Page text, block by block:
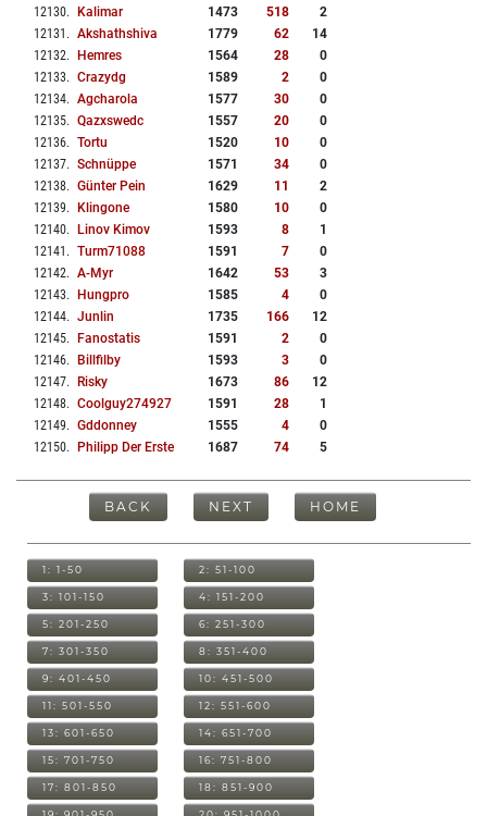
12130. Kalimar 1473 518
2
12131 . Akshathshiva 1779 62
14
12132. Hemres 1564 28
0
12133. Crazydg 1589 2
0
12134. Agcharola 1577 30
0
12135. Qazxswedc 1557 20
0
12136. Tortu 1520 10
0
12137. Schnüppe 1571 34
0
12138. Günter Pein 1629 11
2
12139. Klingone 1580 10
0
12140. Linov Kimov 1593 8
1
12141 . Turm71088 1591 7
0
12142. A-Myr 1642 53
3
12143. Hungpro 1585 4
0
12144. Junlin 1735 166
12
12145. Fanostatis 1591 2
0
12146. Billfilby 1593 3
0
12147. Risky 1673 86
12
12148. Coolguy274927 1591 28
1
12149. Gddonney 1555 4
0
12150. Philipp Der Erste 1687 74 5
BACK NEXT HOME
1: 1-50 2: 51-100
3: 101-150 4: 151-200
5: 201-250 6: 251-300
7: 301-350 8: 351-400
9: 401-450 10: 451-500
11: 501-550 12: 551-600
13: 601-650 14: 651-700
15: 701-750 16: 751-800
17: 801-850 18: 851-900